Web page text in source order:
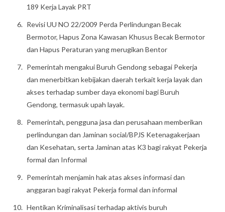
189 Kerja Layak PRT
Revisi UU NO 22/2009 Perda Perlindungan Becak
Bermotor, Hapus Zona Kawasan Khusus Becak Bermotor
dan Hapus Peraturan yang merugikan Bentor
Pemerintah mengakui Buruh Gendong sebagai Pekerja
dan menerbitkan kebijakan daerah terkait kerja layak dan
akses terhadap sumber daya ekonomi bagi Buruh
Gendong, termasuk upah layak.
Pemerintah, pengguna jasa dan perusahaan memberikan
perlindungan dan Jaminan social/BPJS Ketenagakerjaan
dan Kesehatan, serta Jaminan atas K3 bagi rakyat Pekerja
formal dan Informal
Pemerintah menjamin hak atas akses informasi dan
anggaran bagi rakyat Pekerja formal dan informal
Hentikan Kriminalisasi terhadap aktivis buruh